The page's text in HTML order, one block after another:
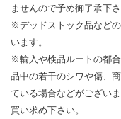
ませんので予め御了承下さ
※デッドストック品など
います。
※輸入や検品ルートの都
品中の若干のシワや傷、
ている場合などがござい
買い求め下さい。